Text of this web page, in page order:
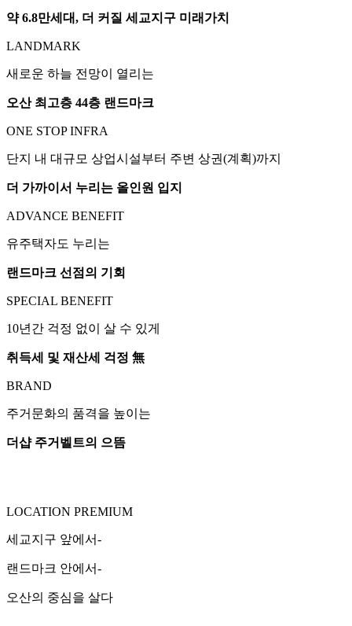
약 6.8만세대, 더 커질 세교지구 미래가치
LANDMARK
새로운 하늘 전망이 열리는
오산 최고층 44층 랜드마크
ONE STOP INFRA
단지 내 대규모 상업시설부터 주변 상권(계획)까지
더 가까이서 누리는 올인원 입지
ADVANCE BENEFIT
유주택자도 누리는
랜드마크 선점의 기회
SPECIAL BENEFIT
10년간 걱정 없이 살 수 있게
취득세 및 재산세 걱정 無
BRAND
주거문화의 품격을 높이는
더샵 주거벨트의 으뜸
LOCATION PREMIUM
세교지구 앞에서-
랜드마크 안에서-
오산의 중심을 살다